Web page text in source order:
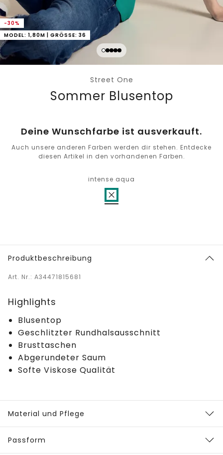
-30%
MODEL: 1,80M | GRÖSSE: 36
Street One
Sommer Blusentop
Deine Wunschfarbe ist ausverkauft.
Auch unsere anderen Farben werden dir stehen. Entdecke
diesen Artikel in den vorhandenen Farben.
intense aqua
Produktbeschreibung
Art. Nr.: A34471815681
Highlights
Blusentop
Geschlitzter Rundhalsausschnitt
Brusttaschen
Abgerundeter Saum
Softe Viskose Qualität
Material und Pflege
Passform